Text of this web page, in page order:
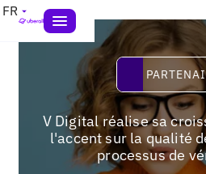
FR
V Digital réalise sa
l'accent sur la qualité
processus de